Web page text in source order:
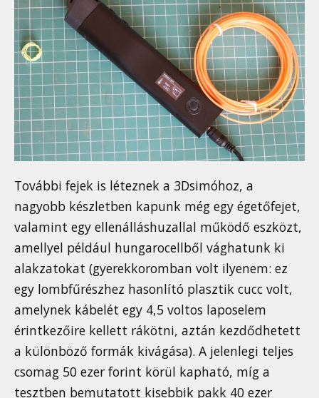
További fejek is léteznek a 3Dsimóhoz, a
nagyobb készletben kapunk még egy égetőfejet,
valamint egy ellenálláshuzallal működő eszközt,
amellyel például hungarocellből vághatunk ki
alakzatokat (gyerekkoromban volt ilyenem: ez
egy lombfűrészhez hasonlító plasztik cucc volt,
amelynek kábelét egy 4,5 voltos laposelem
érintkezőire kellett rákötni, aztán kezdődhetett
a különböző formák kivágása). A jelenlegi teljes
csomag 50 ezer forint körül kapható, míg a
tesztben bemutatott kisebbik pakk 40 ezer